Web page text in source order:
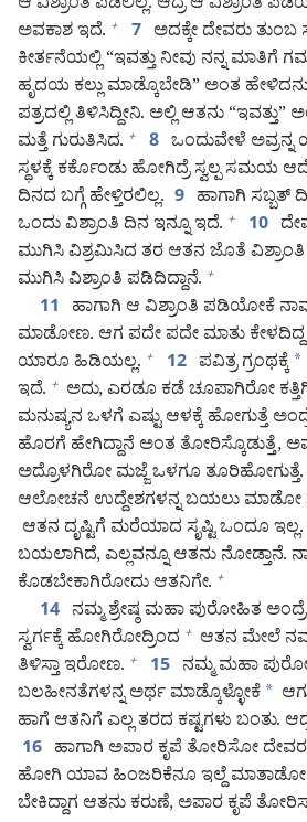
ಆ ವಿಶ್ರಾಂತಿ ಪಡಿಲಿಲ್ಲ. ಆದ್ರೆ ಆ ವಿಶ್ರಾಂತಿ
ಅವಕಾಶ ಇದೆ. + 7 ಅದಕ್ಕೇ ದೇವರು
ಕೀರ್ತನೆಯಲ್ಲಿ “ಇವತ್ತು ನೀವು ನನ್ನ ಮಾತಿಗೆ
ಹೃದಯ ಕಲ್ಲು ಮಾಡ್ಕೊಬೇಡಿ” ಅಂತ
ಪತ್ರದಲ್ಲಿ ತಿಳಿಸಿದ್ದೀನಿ. ಅಲ್ಲಿ ಆತನು
ಮತ್ತೆ ಗುರುತಿಸಿದ. + 8 ಒಂದುವೇಳೆ
ಸ್ಥಳಕ್ಕೆ ಕರ್ಕೊಂಡು ಹೋಗಿದ್ರೆ ಸ್ವಲ್ಪ ಸಮಯ
ದಿನದ ಬಗ್ಗೆ ಹೇಳ್ತಿರಲಿಲ್ಲ. 9 ಹಾಗಾಗಿ ಸಬ್ಬತ್‌
ಒಂದು ವಿಶ್ರಾಂತಿ ದಿನ ಇನ್ನೂ ಇದೆ. + 10
ಮುಗಿಸಿ ವಿಶ್ರಮಿಸಿದ ತರ ಆತನ ಜೊತೆ
ಮುಗಿಸಿ ವಿಶ್ರಾಂತಿ ಪಡಿದಿದ್ದಾನೆ. +
11
ಹಾಗಾಗಿ ಆ ವಿಶ್ರಾಂತಿ ಪಡಿಯೋಕೆ
ಮಾಡೋಣ. ಆಗ ಪದೇ ಪದೇ ಮಾತು ಕೇಳದಿದ್ದ
ಯಾರೂ ಹಿಡಿಯಲ್ಲ. + 12 ಪವಿತ್ರ ಗ್ರಂಥಕ್ಕೆ *
ಇದೆ. + ಅದು, ಎರಡೂ ಕಡೆ ಚೂಪಾಗಿರೋ
ಮನುಷ್ಯನ ಒಳಗೆ ಎಷ್ಟು ಆಳಕ್ಕೆ ಹೋಗುತ್ತೆ
ಹೊರಗೆ ಹೇಗಿದ್ದಾನೆ ಅಂತ ತೋರಿಸ್ಕೊಡುತ್ತೆ,
ಅದ್ರೊಳಗಿರೋ ಮಜ್ಜೆ ಒಳಗೂ
ಆಲೋಚನೆ ಉದ್ದೇಶಗಳನ್ನ ಬಯಲು ಮಾಡೋ
ಆತನ ದೃಷ್ಟಿಗೆ ಮರೆಯಾದ ಸೃಷ್ಟಿ ಒಂದೂ ಇಲ್ಲ.
ಬಯಲಾಗಿದೆ, ಎಲ್ಲವನ್ನೂ ಆತನು ನೋಡ್ತಾನೆ.
ಕೊಡಬೇಕಾಗಿರೋದು ಆತನಿಗೇ. +
14 ನಮ್ಮ ಶ್ರೇಷ್ಠ ಮಹಾ ಪುರೋಹಿತ
ಸ್ವರ್ಗಕ್ಕೆ ಹೋಗಿರೋದ್ರಿಂದ + ಆತನ ಮೇಲೆ
ತಿಳಿಸ್ತಾ ಇರೋಣ. + 15 ನಮ್ಮ ಮಹಾ
ಬಲಹೀನತೆಗಳನ್ನ ಅರ್ಥ ಮಾಡ್ಕೊಳ್ಳೋಕೆ *
ಹಾಗೆ ಆತನಿಗೆ ಎಲ್ಲ ತರದ ಕಷ್ಟಗಳು ಬಂತು.
16 ಹಾಗಾಗಿ ಅಪಾರ ಕೃಪೆ ತೋರಿಸೋ
ಹೋಗಿ ಯಾವ ಹಿಂಜರಿಕೆನೂ ಇಲ್ದೆ
ಬೇಕಿದ್ದಾಗ ಆತನು ಕರುಣೆ, ಅಪಾರ ಕೃಪೆ